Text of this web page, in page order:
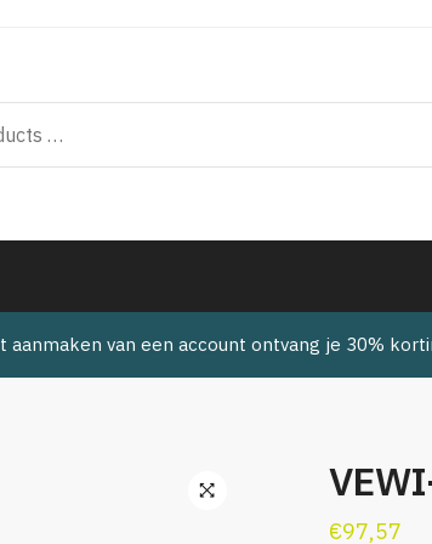
aanmaken van een account ontvang je 30%
€97,57